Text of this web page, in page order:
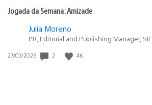
Jogada da Semana: Amizade
Julia Moreno
PR, Editorial and Publishing Manager, SIE
Data
27/07/2026 2 46